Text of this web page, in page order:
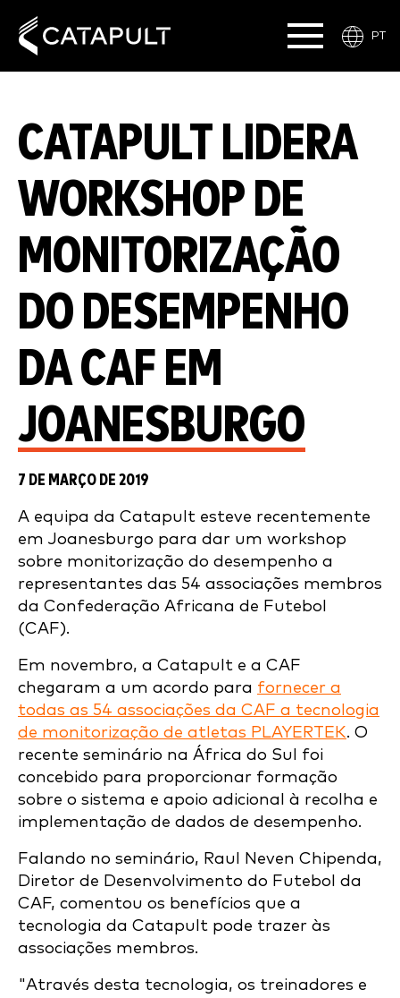
PT
CATAPULT LIDERA
WORKSHOP DE
MONITORIZAÇÃO
DO DESEMPENHO
DA CAF EM
JOANESBURGO
7 DE MARÇO DE 2019
A equipa da Catapult esteve recentemente
em Joanesburgo para dar um workshop
sobre monitorização do desempenho a
representantes das 54 associações membros
da Confederação Africana de Futebol
(CAF).
Em novembro, a Catapult e a CAF
chegaram a um acordo para fornecer a
todas as 54 associações da CAF a tecnologia
de monitorização de atletas PLAYERTEK. O
recente seminário na África do Sul foi
concebido para proporcionar formação
sobre o sistema e apoio adicional à recolha e
implementação de dados de desempenho.
Falando no seminário, Raul Neven Chipenda,
Diretor de Desenvolvimento do Futebol da
CAF, comentou os benefícios que a
tecnologia da Catapult pode trazer às
associações membros.
"Através desta tecnologia, os treinadores e